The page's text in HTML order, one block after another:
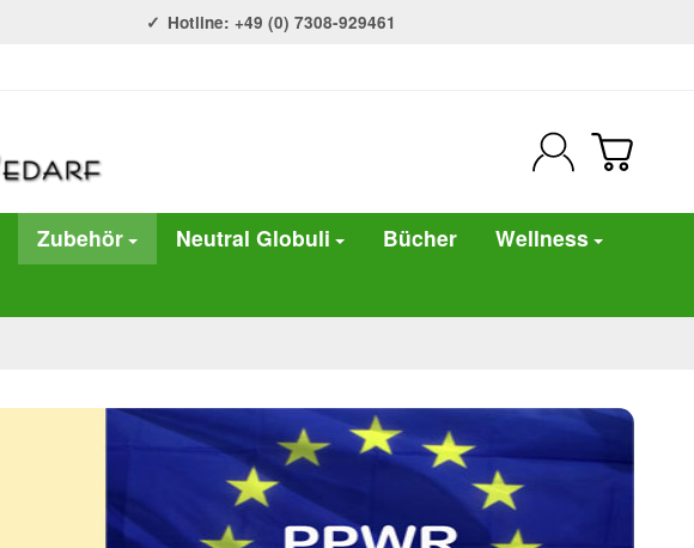
Hotline: +49 (0) 7308-929461
Zubehör Neutral Globuli Bücher
Wellness